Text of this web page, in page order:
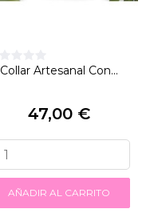
Collar Artesanal Con...
47,00 €
AÑADIR AL CARRITO